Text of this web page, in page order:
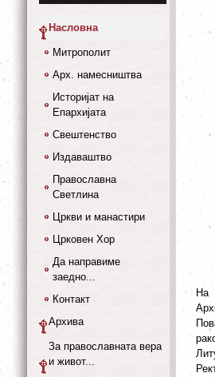
На
Насловна
Митрополит
Арх. намесништва
Историјат на
Епархијата
Свештенство
Издаваштво
Православна
Светлина
Цркви и манастири
Црковен Хор
Да направиме
заедно...
Контакт
Архива
За православната вера
и живот...